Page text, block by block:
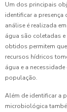
Um dos principais
identificar a
análise é realizada
água são coletadas
obtidos permitem
recursos hídricos
água e a
população.
Além de identificar a
microbiológica